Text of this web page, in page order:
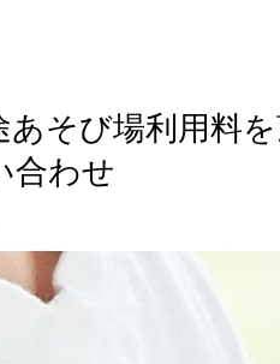
そび場利用料を
合わせ